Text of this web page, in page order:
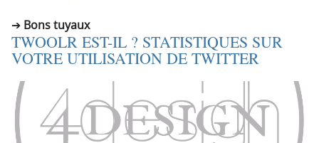
Bons tuyaux
TWOOLR EST-IL ? STATISTIQUES SUR
VOTRE UTILISATION DE TWITTER